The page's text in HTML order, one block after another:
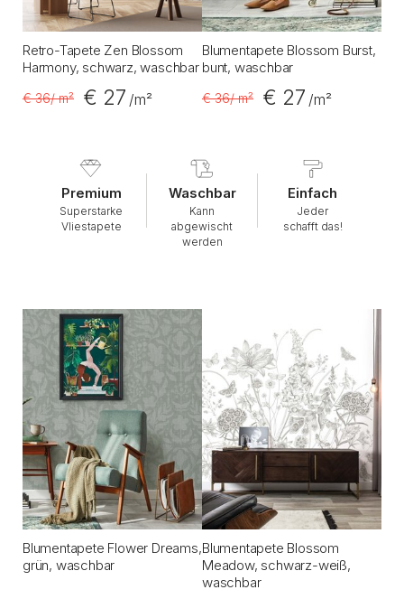
Retro-Tapete Zen Blossom
Harmony, schwarz, waschbar
€ 36/ m² € 27 /m²
Blumentapete Blossom Burst,
bunt, waschbar
€ 36/ m² € 27 /m²
Premium
Superstarke
Vliestapete
Waschbar
Kann
abgewischt
werden
Einfach
Jeder
schafft das!
Blumentapete Flower Dreams,
grün, waschbar
Blumentapete Blossom
Meadow, schwarz-weiß,
waschbar